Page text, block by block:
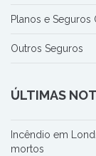
Planos e
Outros Seguros
ÚLTIMAS
Incêndio em
mortos